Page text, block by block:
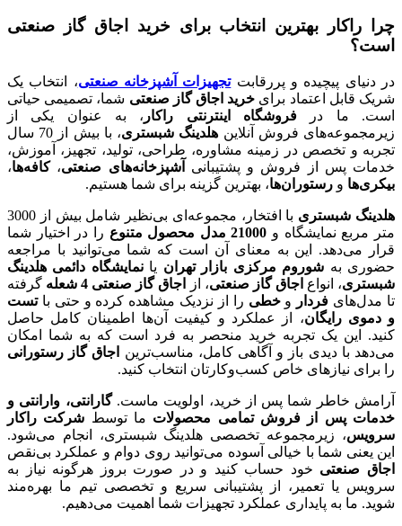
چرا راکار بهترین انتخاب برای خرید اجاق گاز صنعتی
است؟
در دنیای پیچیده و پررقابتتجهیزات آشپزخانه صنعتی، انتخاب یک
شریک قابل اعتماد برای خرید اجاق گاز صنعتی شما، تصمیمی حیاتی
است. ما در فروشگاه اینترنتی راکار ، به عنوان یکی از
زیرمجموعه‌های فروش آنلاین هلدینگ شبستری
، با بیش از 70 سال
تجربه و تخصص در زمینه مشاوره، طراحی، تولید، تجهیز، آموزش،
خدمات پس از فروش و پشتیبانی
آشپزخانه‌های صنعتی،کافه‌ها،
بیکری‌ها و رستوران‌ها، بهترین گزینه برای شما هستیم.
هلدینگ شبستری
با افتخار، مجموعه‌ای بی‌نظیر شامل بیش از 3000
متر مربع نمایشگاه و 21000 مدل محصول متنوع
را در اختیار شما
قرار می‌دهد. این به معنای آن است که شما می‌توانید با مراجعه
حضوری به شوروم مرکزی بازار تهران یانمایشگاه دائمی هلدینگ
شبستری، انواع اجاق گاز صنعتی، از اجاق گاز صنعتی 4 شعله
گرفته
تا مدل‌های فردار وخطی را از نزدیک مشاهده کرده و حتی باتست
و دموی رایگان، از عملکرد و کیفیت آن‌ها اطمینان کامل حاصل
کنید. این یک تجربه خرید منحصر به فرد است که به شما امکان
می‌دهد با دیدی باز و آگاهی کامل، مناسب‌ترین
اجاق گاز رستورانی
را برای نیازهای خاص کسب‌وکارتان انتخاب کنید.
آرامش خاطر شما پس از خرید، اولویت ماست.گارانتی، وارانتی و
خدمات پس از فروش تمامی محصولات ما توسط شرکت راکار
سرویس، زیرمجموعه تخصصی هلدینگ شبستری، انجام می‌شود.
این یعنی شما با خیالی آسوده می‌توانید روی دوام و عملکرد بی‌نقص
اجاق صنعتی خود حساب کنید و در صورت بروز هرگونه نیاز به
سرویس یا تعمیر، از پشتیبانی سریع و تخصصی تیم ما بهره‌مند
شوید. ما به پایداری عملکرد تجهیزات شما اهمیت می‌دهیم.